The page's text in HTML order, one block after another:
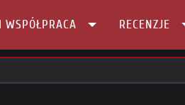
WSPÓŁPRACA RECENZJE